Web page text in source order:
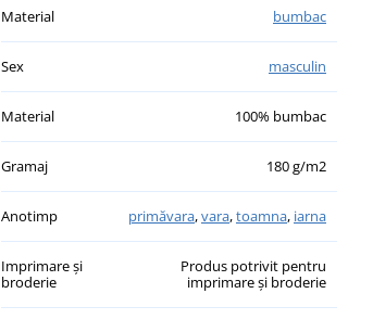
Material bumbac
Sex masculin
Material 100% bumbac
Gramaj 180 g/m2
Anotimp primăvara,vara,toamna, iarna
Imprimare și
broderie
Produs potrivit pentru
imprimare și broderie